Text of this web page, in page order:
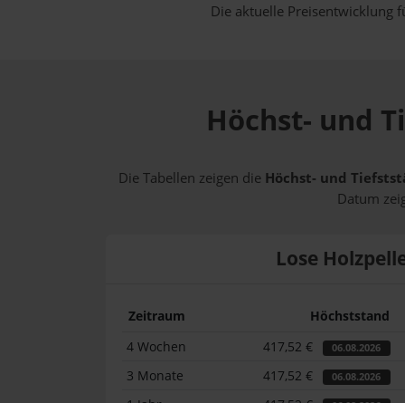
Die aktuelle Preisentwicklung
Höchst- und
Die Tabellen zeigen die Höchst- und
Datum
Lose
Zeitraum Höchststand
4 Wochen
417,52 € 06.08.2026
3 Monate 417,52 € 06.08.2026